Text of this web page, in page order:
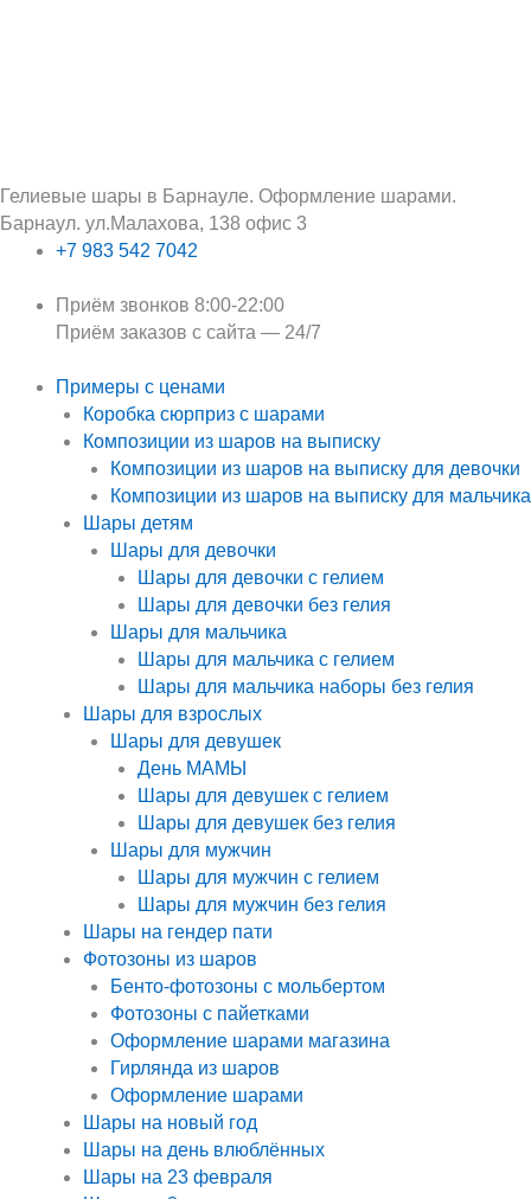
Гелиевые шары в Барнауле. Оформление шарами.
Барнаул. ул.Малахова, 138 офис 3
+7 983 542 7042
Приём звонков 8:00-22:00
Приём заказов с сайта — 24/7
Примеры с ценами
Коробка сюрприз с шарами
Композиции из шаров на выписку
Композиции из шаров на выписку для девочки
Композиции из шаров на выписку для мальчика
Шары детям
Шары для девочки
Шары для девочки с гелием
Шары для девочки без гелия
Шары для мальчика
Шары для мальчика с гелием
Шары для мальчика наборы без гелия
Шары для взрослых
Шары для девушек
День МАМЫ
Шары для девушек с гелием
Шары для девушек без гелия
Шары для мужчин
Шары для мужчин с гелием
Шары для мужчин без гелия
Шары на гендер пати
Фотозоны из шаров
Бенто-фотозоны с мольбертом
Фотозоны с пайетками
Оформление шарами магазина
Гирлянда из шаров
Оформление шарами
Шары на новый год
Шары на день влюблённых
Шары на 23 февраля